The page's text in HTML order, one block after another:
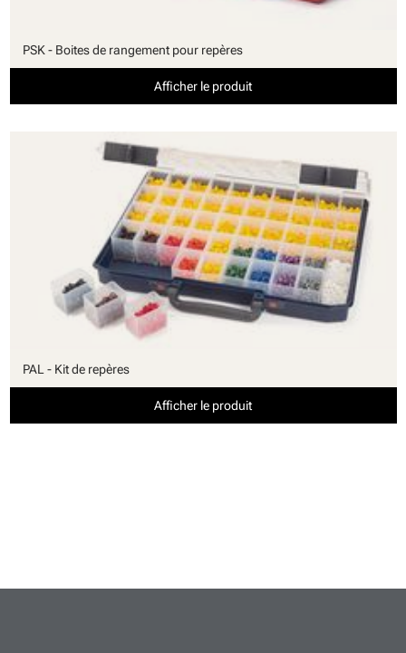
PSK - Boites de rangement pour repères
Afficher le produit
PAL - Kit de repères
Afficher le produit